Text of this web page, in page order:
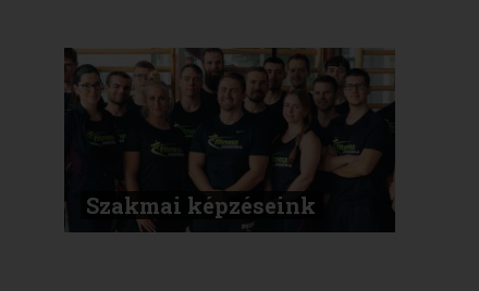
Szakmai képzéseink